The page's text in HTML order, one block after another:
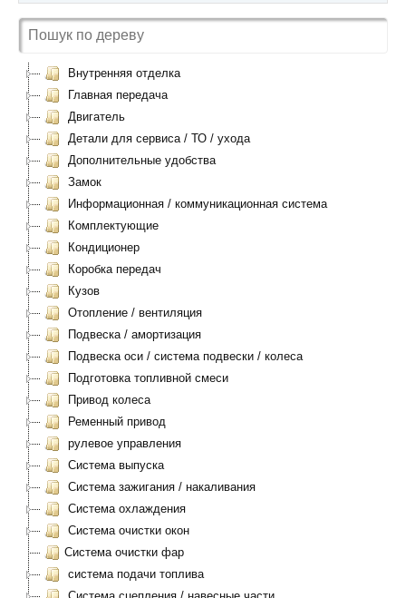
Внутренняя отделка
Главная передача
Двигатель
Детали для сервиса / ТО / ухода
Дополнительные удобства
Замок
Информационная / коммуникационная система
Комплектующие
Кондиционер
Коробка передач
Кузов
Отопление / вентиляция
Подвеска / амортизация
Подвеска оси / система подвески / колеса
Подготовка топливной смеси
Привод колеса
Ременный привод
рулевое управления
Система выпуска
Система зажигания / накаливания
Система охлаждения
Система очистки окон
Система очистки фар
система подачи топлива